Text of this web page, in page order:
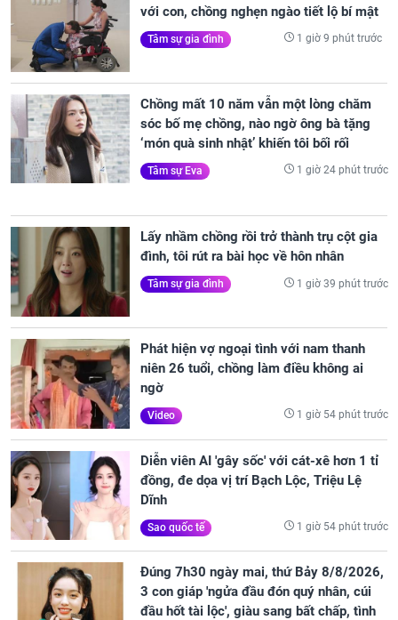
với con, chồng nghẹn ngào tiết lộ bí mật
Tâm sự gia đình 1 giờ 9 phút trước
Chồng mất 10 năm vẫn một lòng chăm
sóc bố mẹ chồng, nào ngờ ông bà tặng
‘món quà sinh nhật’ khiến tôi bối rối
Tâm sự Eva 1 giờ 24 phút trước
Lấy nhầm chồng rồi trở thành trụ cột gia
đình, tôi rút ra bài học về hôn nhân
Tâm sự gia đình 1 giờ 39 phút trước
Phát hiện vợ ngoại tình với nam thanh
niên 26 tuổi, chồng làm điều không ai
ngờ
Video 1 giờ 54 phút trước
Diễn viên AI 'gây sốc' với cát-xê hơn 1 tỉ
đồng, đe dọa vị trí Bạch Lộc, Triệu Lệ
Dĩnh
Sao quốc tế 1 giờ 54 phút trước
Đúng 7h30 ngày mai, thứ Bảy 8/8/2026,
3 con giáp 'ngửa đầu đón quý nhân, cúi
đầu hốt tài lộc', giàu sang bất chấp, tình